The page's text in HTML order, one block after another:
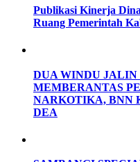
Publikasi Kinerja
Ruang Pemerintah
DUA WINDU JALIN
MEMBERANTAS
NARKOTIKA, BNN
DEA